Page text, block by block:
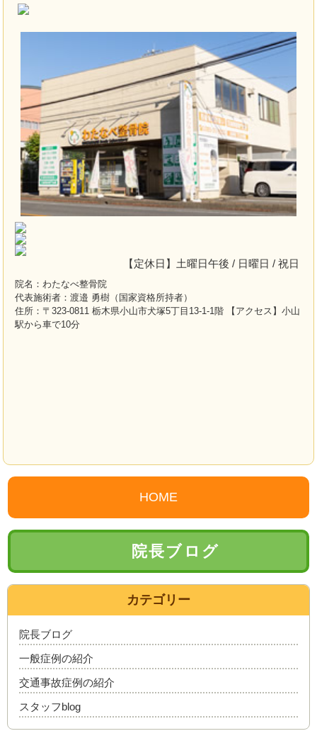
【定休日】土曜日午後 / 日曜日 / 祝日
院名：わたなべ整骨院
代表施術者：渡邉 勇樹（国家資格所持者）
住所：〒323-0811 栃木県小山市犬塚5丁目13-1-1階 【アクセス】小山
駅から車で10分
HOME
院長ブログ
カテゴリー
院長ブログ
一般症例の紹介
交通事故症例の紹介
スタッフblog